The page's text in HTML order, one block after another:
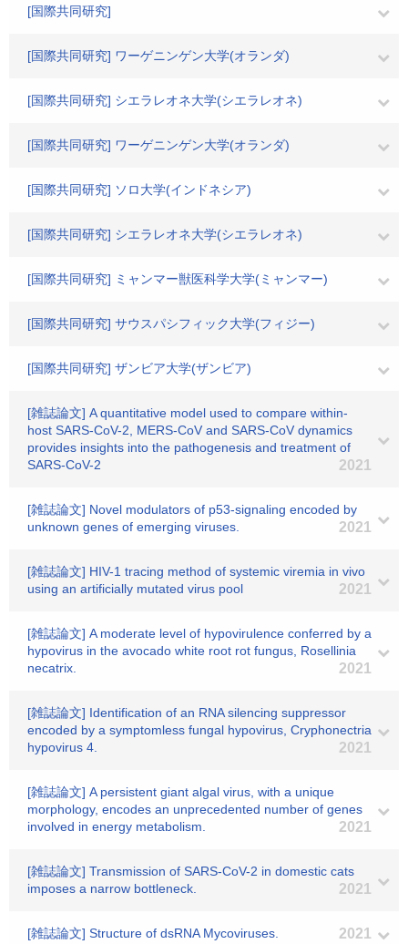
[国際共同研究]
[国際共同研究] ワーゲニンゲン大学(オランダ)
[国際共同研究] シエラレオネ大学(シエラレオネ)
[国際共同研究] ワーゲニンゲン大学(オランダ)
[国際共同研究] ソロ大学(インドネシア)
[国際共同研究] シエラレオネ大学(シエラレオネ)
[国際共同研究] ミャンマー獣医科学大学(ミャンマー)
[国際共同研究] サウスパシフィック大学(フィジー)
[国際共同研究] ザンビア大学(ザンビア)
[雑誌論文] A quantitative model used to compare within-
host SARS-CoV-2, MERS-CoV and SARS-CoV dynamics
provides insights into the pathogenesis and treatment of
SARS-CoV-2
2021
[雑誌論文] Novel modulators of p53-signaling encoded by
unknown genes of emerging viruses.
2021
[雑誌論文] HIV-1 tracing method of systemic viremia in vivo
using an artificially mutated virus pool
2021
[雑誌論文] A moderate level of hypovirulence conferred by a
hypovirus in the avocado white root rot fungus, Rosellinia
necatrix.
2021
[雑誌論文] Identification of an RNA silencing suppressor
encoded by a symptomless fungal hypovirus, Cryphonectria
hypovirus 4.
2021
[雑誌論文] A persistent giant algal virus, with a unique
morphology, encodes an unprecedented number of genes
involved in energy metabolism.
2021
[雑誌論文] Transmission of SARS-CoV-2 in domestic cats
imposes a narrow bottleneck.
2021
[雑誌論文] Structure of dsRNA Mycoviruses. 2021